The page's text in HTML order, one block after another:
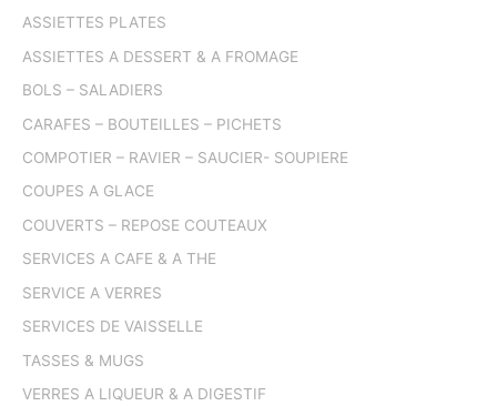
ASSIETTES PLATES
ASSIETTES A DESSERT & A FROMAGE
BOLS – SALADIERS
CARAFES – BOUTEILLES – PICHETS
COMPOTIER – RAVIER – SAUCIER- SOUPIERE
COUPES A GLACE
COUVERTS – REPOSE COUTEAUX
SERVICES A CAFE & A THE
SERVICE A VERRES
SERVICES DE VAISSELLE
TASSES & MUGS
VERRES A LIQUEUR & A DIGESTIF